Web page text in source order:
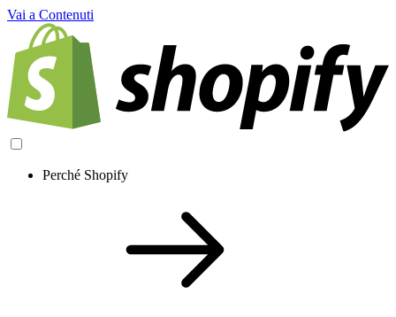
Vai a Contenuti
Perché Shopify